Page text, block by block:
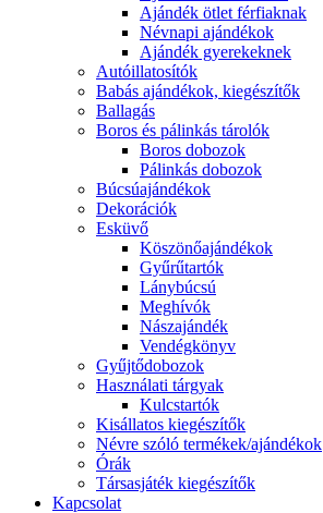
Ajándék ötlet férfiaknak
Névnapi ajándékok
Ajándék gyerekeknek
Autóillatosítók
Babás ajándékok, kiegészítők
Ballagás
Boros és pálinkás tárolók
Boros dobozok
Pálinkás dobozok
Búcsúajándékok
Dekorációk
Esküvő
Köszönőajándékok
Gyűrűtartók
Lánybúcsú
Meghívók
Nászajándék
Vendégkönyv
Gyűjtődobozok
Használati tárgyak
Kulcstartók
Kisállatos kiegészítők
Névre szóló termékek/ajándékok
Órák
Társasjáték kiegészítők
Kapcsolat